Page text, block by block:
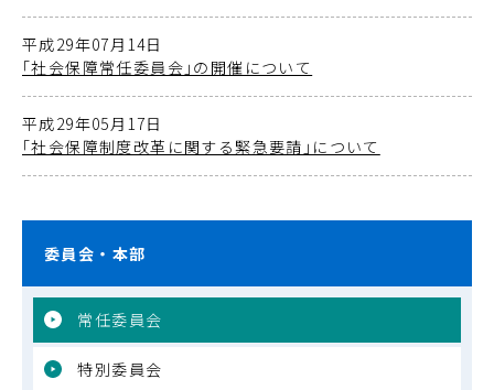
平成29年07月14日
｢社会保障常任委員会｣の開催について
平成29年05月17日
｢社会保障制度改革に関する緊急要請｣について
委員会・本部
常任委員会
特別委員会